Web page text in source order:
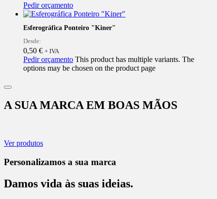
Pedir orçamento
Esferográfica Ponteiro "Kiner"
Desde:
0,50 € + IVA
Pedir orçamento This product has multiple variants. The
options may be chosen on the product page
A SUA MARCA EM BOAS MÃOS
Ver produtos
Personalizamos a sua marca
Damos vida às suas ideias.